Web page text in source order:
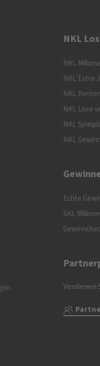
NKL
NKL
NKL Extra-
NKL
NKL Lose
NKL
NKL
Echte
SKL
Verdienen